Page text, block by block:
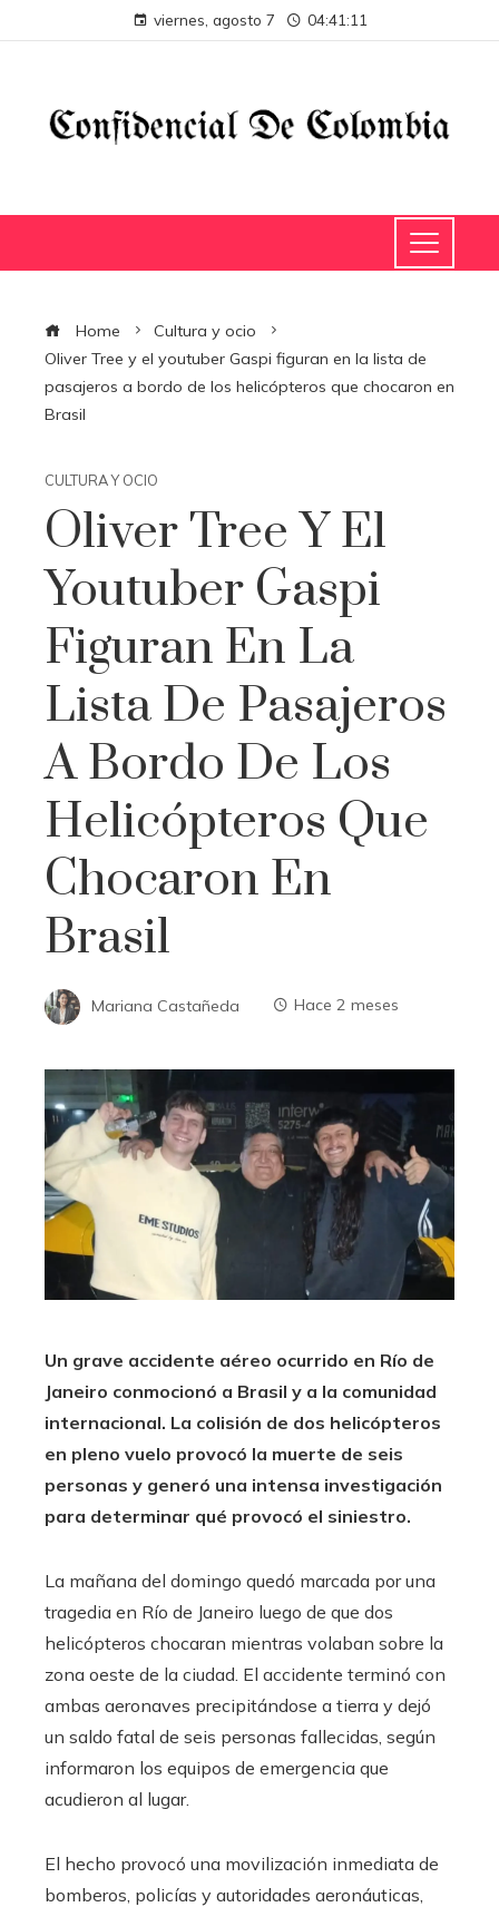
viernes, agosto 7 04:41:12
Home
Cultura y ocio
Oliver Tree y el youtuber Gaspi figuran en la lista de
pasajeros a bordo de los helicópteros que chocaron en
Brasil
CULTURA Y OCIO
Oliver Tree Y El
Youtuber Gaspi
Figuran En La
Lista De Pasajeros
A Bordo De Los
Helicópteros Que
Chocaron En
Brasil
Mariana Castañeda Hace 2 meses
Un grave accidente aéreo ocurrido en Río de
Janeiro conmocionó a Brasil y a la comunidad
internacional. La colisión de dos helicópteros
en pleno vuelo provocó la muerte de seis
personas y generó una intensa investigación
para determinar qué provocó el siniestro.
La mañana del domingo quedó marcada por una
tragedia en Río de Janeiro luego de que dos
helicópteros chocaran mientras volaban sobre la
zona oeste de la ciudad. El accidente terminó con
ambas aeronaves precipitándose a tierra y dejó
un saldo fatal de seis personas fallecidas, según
informaron los equipos de emergencia que
acudieron al lugar.
El hecho provocó una movilización inmediata de
bomberos, policías y autoridades aeronáuticas,